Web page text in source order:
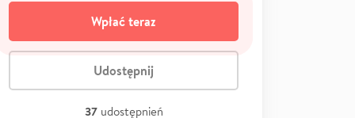
Wpłać teraz
Udostępnij
37 udostępnień